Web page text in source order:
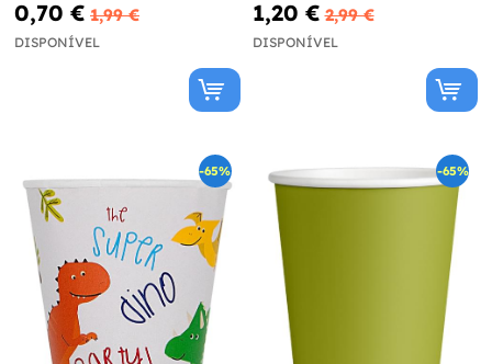
0,70 € 1,99 €
DISPONÍVEL
1,20 € 2,99 €
DISPONÍVEL
-65% -65%